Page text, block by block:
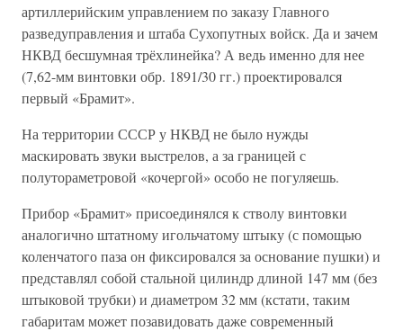
артиллерийским управлением по заказу Главного
разведуправления и штаба Сухопутных войск. Да и зачем
НКВД бесшумная трёхлинейка? А ведь именно для нее
(7,62-мм винтовки обр. 1891/30 гг.) проектировался
первый «Брамит».
На территории СССР у НКВД не было нужды
маскировать звуки выстрелов, а за границей с
полутораметровой «кочергой» особо не погуляешь.
Прибор «Брамит» присоединялся к стволу винтовки
аналогично штатному игольчатому штыку (с помощью
коленчатого паза он фиксировался за основание пушки) и
представлял собой стальной цилиндр длиной 147 мм (без
штыковой трубки) и диаметром 32 мм (кстати, таким
габаритам может позавидовать даже современный